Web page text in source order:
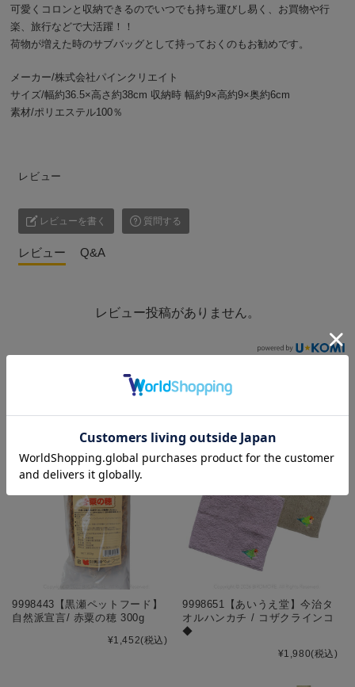
可愛くコロンと収納できるのでいつでも持ち運びし易く、お買物や行
楽、旅行などで大活躍！！
荷物が増えた時のサブバッグとして持っておくのもお勧めです。
メーカー/株式会社パインクリエイト
サイズ/幅約36.5×高さ約38cm 収納時 幅約9×高約9×奥約6cm
素材/ポリエステル100％
レビュー
レビューを書く 質問する
レビュー Q&A
レビュー投稿がありません。
の商品を見た人はこんな商品も見ています
9998443【黒瀬ペットフード】
自然派宣言/ 赤粟の穂 300g
¥1,452(税込)
9998651【あいうえ堂】今治タ
オルハンカチ / コザクラインコ
◆
¥1,980(税込)